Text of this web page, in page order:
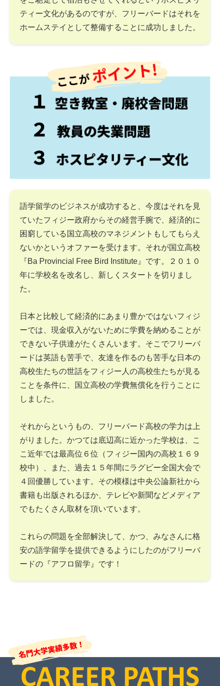
ティー文化があるのですが、フリーバードはそれを
ホームステイとして整備することに成功しました。
語学留学のビジネスが成功すると、今度はそれを見
ていたフィジー政府からその経営手腕で、経済的に
困窮している国立高校のマネジメントもしてもらえ
ないかというオファーを受けます。それが国立高校
『Ba Provincial Free Bird Institute』です。２０１０
年に学校名を改名し、新しくスタートを切りまし
た。
日本と比較して経済的にあまり豊かではないフィジ
ーでは、現金収入がないために学費を納めることが
できない子供達がたくさんいます。そこでフリーバ
ードは英語も苦手で、友達を作るのも苦手な日本の
高校生たちの世話をフィジー人の高校生たちが見る
ことを条件に、国立高校の学費無償化を行うことに
しました。
それからというもの、フリーバード高校の学力は上
がりました。かつては底辺高に近かった学校は、こ
こ近年では最高位６位（フィジー国内の高校１６９
校中）、また、過去１５年間にラグビー全国大会で
４回優勝しています。その模様は中央公論新社から
書籍も出版されるほか、テレビや新聞などメディア
でもたくさん取材を頂いています。
これらの問題を全部解決して、かつ、みなさんに格
安の語学留学を提供できるようにしたのがフリーバ
ードの『アフロ留学』です！